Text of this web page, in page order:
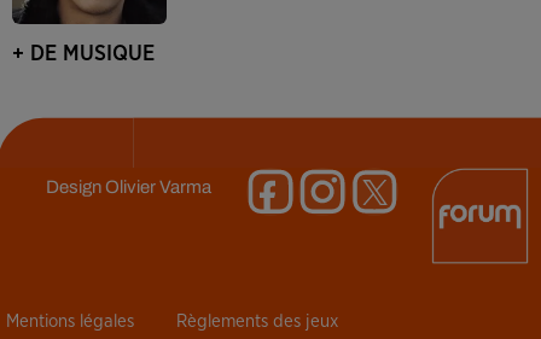
+ DE MUSIQUE
DesignOlivier Varma
Mentions légales Règlements des jeux